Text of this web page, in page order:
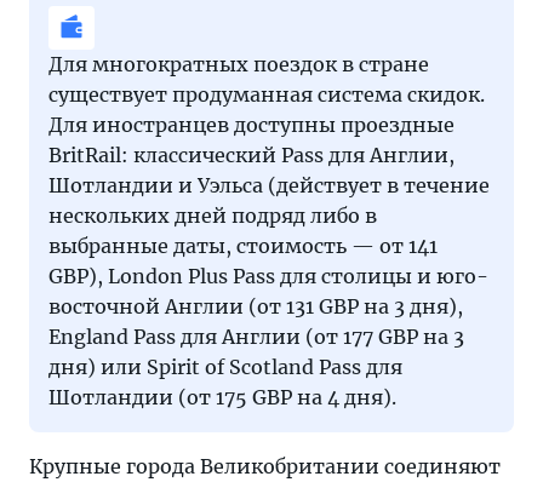
Для многократных поездок в стране
существует продуманная система скидок.
Для иностранцев доступны проездные
BritRail: классический Pass для Англии,
Шотландии и Уэльса (действует в течение
нескольких дней подряд либо в
выбранные даты, стоимость — от 141
GBP), London Plus Pass для столицы и юго-
восточной Англии (от 131 GBP на 3 дня),
England Pass для Англии (от 177 GBP на 3
дня) или Spirit of Scotland Pass для
Шотландии (от 175 GBP на 4 дня).
Крупные города Великобритании соединяют